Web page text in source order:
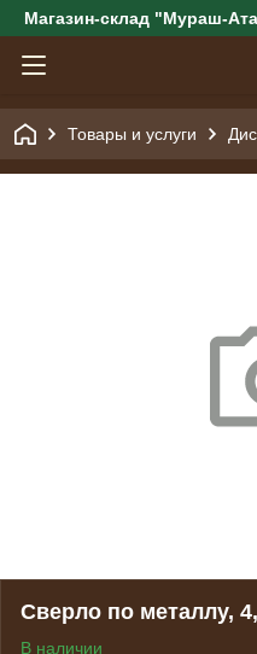
Магазин-склад "Мураш-
Товары и услуги
Сверло по металлу,
В наличии